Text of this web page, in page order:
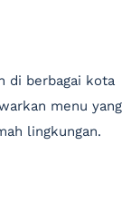
di berbagai kota
menu yang
lingkungan.